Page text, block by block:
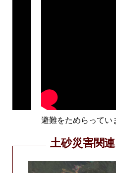
避難をためらってい
土砂災害関